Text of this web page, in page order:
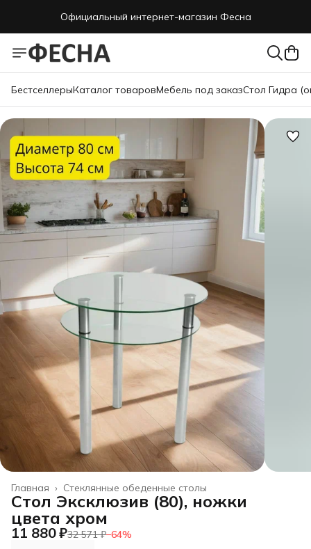
Официальный интернет-магазин Фесна
БестселлерыКаталог товаровМебель под заказСтол Гидра
Стеклянные обеденные столы
Главная ›
Стол Эксклюзив (80), ножки
цвета хром
11 880 ₽32 571 ₽−64%